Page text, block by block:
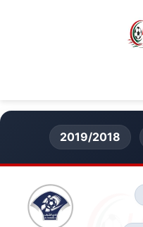
2019/2018